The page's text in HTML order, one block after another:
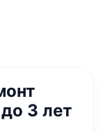
3 лет